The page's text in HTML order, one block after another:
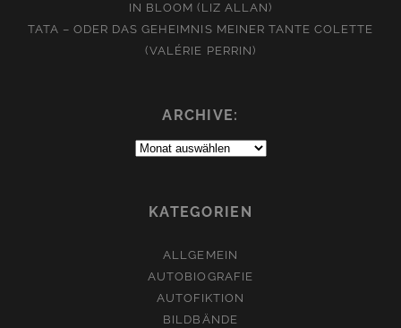
IN BLOOM (LIZ ALLAN)
TATA – ODER DAS GEHEIMNIS MEINER TANTE COLETTE
(VALÉRIE PERRIN)
ARCHIVE:
Archive:
KATEGORIEN
ALLGEMEIN
AUTOBIOGRAFIE
AUTOFIKTION
BILDBÄNDE